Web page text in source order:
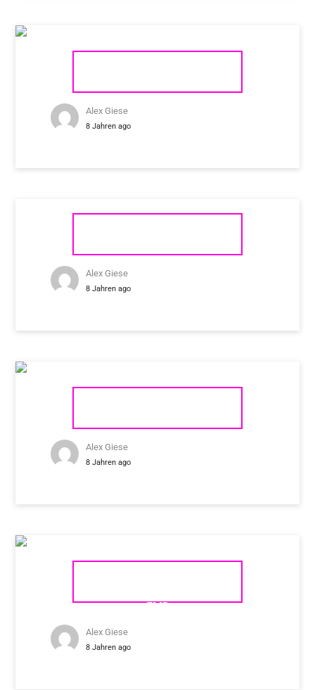
Alex Giese
8 Jahren ago
Alex Giese
8 Jahren ago
Alex Giese
8 Jahren ago
FMD
Alex Giese
8 Jahren ago